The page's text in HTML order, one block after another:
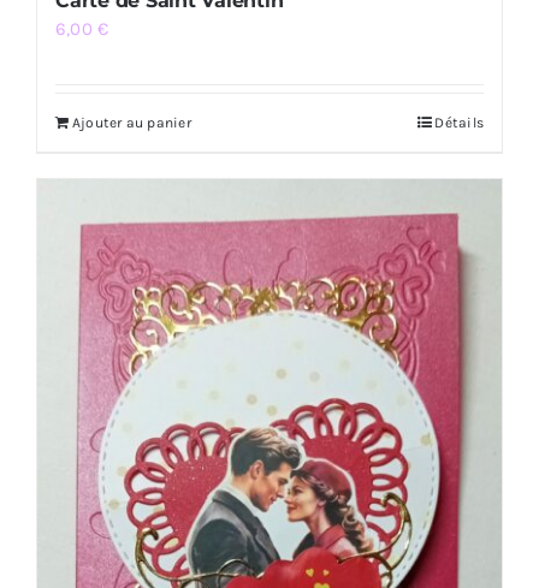
6,00€
Ajouter au panier Détails